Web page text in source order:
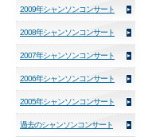
2009年シャンソンコンサート
2008年シャンソンコンサート
2007年シャンソンコンサート
2006年シャンソンコンサート
2005年シャンソンコンサート
過去のシャンソンコンサート